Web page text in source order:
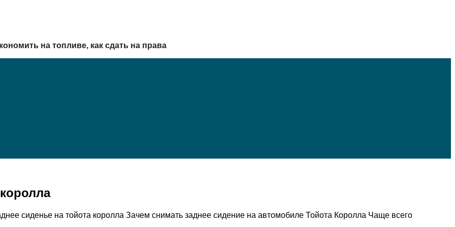
на топливе, как сдать на права
сиденье на тойота королла Зачем снимать заднее сидение на автомобиле Тойота Королла Чаще всего